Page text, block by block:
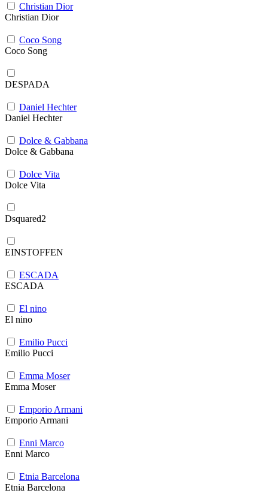
Christian Dior
Christian Dior
Coco Song
Coco Song
DESPADA
Daniel Hechter
Daniel Hechter
Dolce & Gabbana
Dolce & Gabbana
Dolce Vita
Dolce Vita
Dsquared2
EINSTOFFEN
ESCADA
ESCADA
El nino
El nino
Emilio Pucci
Emilio Pucci
Emma Moser
Emma Moser
Emporio Armani
Emporio Armani
Enni Marco
Enni Marco
Etnia Barcelona
Etnia Barcelona